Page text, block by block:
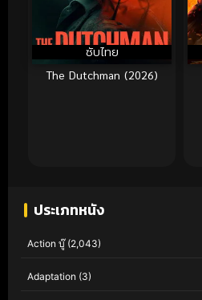
ซับไทย
The Dutchman (2026)
ประเภทหนัง
Action บู๊(2,043)
Adaptation (3)